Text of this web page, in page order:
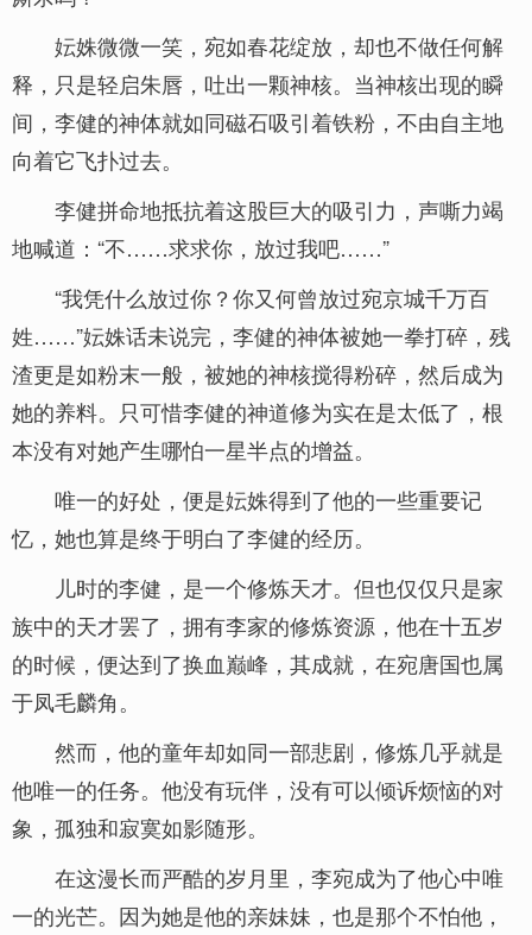
妘姝微微一笑，宛如春花绽放，却也不做任何解
释，只是轻启朱唇，吐出一颗神核。当神核出现的瞬
间，李健的神体就如同磁石吸引着铁粉，不由自主地
向着它飞扑过去。
李健拼命地抵抗着这股巨大的吸引力，声嘶力竭
地喊道：“不……求求你，放过我吧……”
“我凭什么放过你？你又何曾放过宛京城千万百
姓……”妘姝话未说完，李健的神体被她一拳打碎，残
渣更是如粉末一般，被她的神核搅得粉碎，然后成为
她的养料。只可惜李健的神道修为实在是太低了，根
本没有对她产生哪怕一星半点的增益。
唯一的好处，便是妘姝得到了他的一些重要记
忆，她也算是终于明白了李健的经历。
儿时的李健，是一个修炼天才。但也仅仅只是家
族中的天才罢了，拥有李家的修炼资源，他在十五岁
的时候，便达到了换血巅峰，其成就，在宛唐国也属
于凤毛麟角。
然而，他的童年却如同一部悲剧，修炼几乎就是
他唯一的任务。他没有玩伴，没有可以倾诉烦恼的对
象，孤独和寂寞如影随形。
在这漫长而严酷的岁月里，李宛成为了他心中唯
一的光芒。因为她是他的亲妹妹，也是那个不怕他，